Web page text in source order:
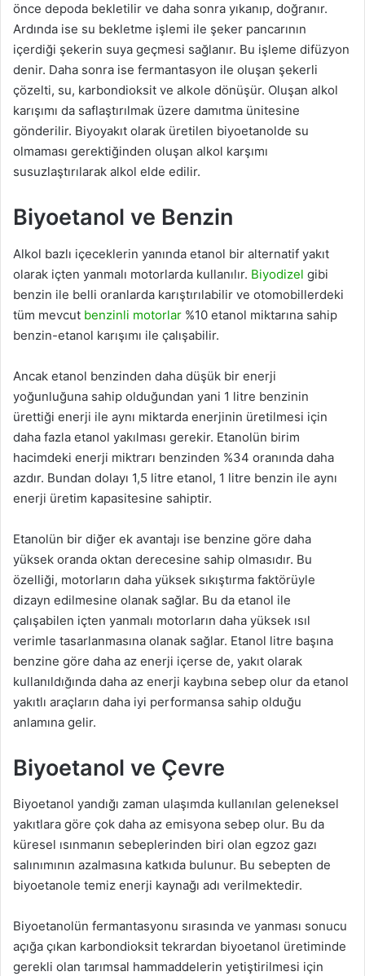
önce depoda bekletilir ve daha sonra yıkanıp, doğranır.
Ardında ise su bekletme işlemi ile şeker pancarının
içerdiği şekerin suya geçmesi sağlanır. Bu işleme difüzyon
denir. Daha sonra ise fermantasyon ile oluşan şekerli
çözelti, su, karbondioksit ve alkole dönüşür. Oluşan alkol
karışımı da saflaştırılmak üzere damıtma ünitesine
gönderilir. Biyoyakıt olarak üretilen biyoetanolde su
olmaması gerektiğinden oluşan alkol karşımı
susuzlaştırılarak alkol elde edilir.
Biyoetanol ve Benzin
Alkol bazlı içeceklerin yanında etanol bir alternatif yakıt
olarak içten yanmalı motorlarda kullanılır. Biyodizel gibi
benzin ile belli oranlarda karıştırılabilir ve otomobillerdeki
tüm mevcut benzinli motorlar %10 etanol miktarına sahip
benzin-etanol karışımı ile çalışabilir.
Ancak etanol benzinden daha düşük bir enerji
yoğunluğuna sahip olduğundan yani 1 litre benzinin
ürettiği enerji ile aynı miktarda enerjinin üretilmesi için
daha fazla etanol yakılması gerekir. Etanolün birim
hacimdeki enerji miktrarı benzinden %34 oranında daha
azdır. Bundan dolayı 1,5 litre etanol, 1 litre benzin ile aynı
enerji üretim kapasitesine sahiptir.
Etanolün bir diğer ek avantajı ise benzine göre daha
yüksek oranda oktan derecesine sahip olmasıdır. Bu
özelliği, motorların daha yüksek sıkıştırma faktörüyle
dizayn edilmesine olanak sağlar. Bu da etanol ile
çalışabilen içten yanmalı motorların daha yüksek ısıl
verimle tasarlanmasına olanak sağlar. Etanol litre başına
benzine göre daha az enerji içerse de, yakıt olarak
kullanıldığında daha az enerji kaybına sebep olur da etanol
yakıtlı araçların daha iyi performansa sahip olduğu
anlamına gelir.
Biyoetanol ve Çevre
Biyoetanol yandığı zaman ulaşımda kullanılan geleneksel
yakıtlara göre çok daha az emisyona sebep olur. Bu da
küresel ısınmanın sebeplerinden biri olan egzoz gazı
salınımının azalmasına katkıda bulunur. Bu sebepten de
biyoetanole temiz enerji kaynağı adı verilmektedir.
Biyoetanolün fermantasyonu sırasında ve yanması sonucu
açığa çıkan karbondioksit tekrardan biyoetanol üretiminde
gerekli olan tarımsal hammaddelerin yetiştirilmesi için